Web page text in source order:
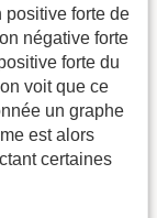
positive forte de
négative forte
forte du
voit que ce
un graphe
est alors
certaines